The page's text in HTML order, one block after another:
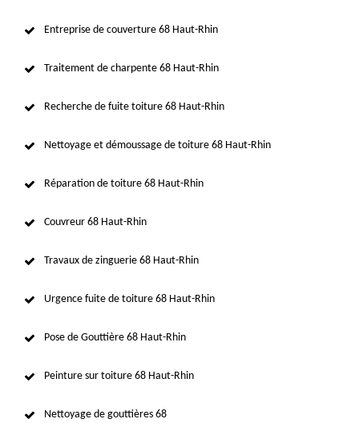
Entreprise de couverture 68 Haut-Rhin
Traitement de charpente 68 Haut-Rhin
Recherche de fuite toiture 68 Haut-Rhin
Nettoyage et démoussage de toiture 68 Haut-Rhin
Réparation de toiture 68 Haut-Rhin
Couvreur 68 Haut-Rhin
Travaux de zinguerie 68 Haut-Rhin
Urgence fuite de toiture 68 Haut-Rhin
Pose de Gouttière 68 Haut-Rhin
Peinture sur toiture 68 Haut-Rhin
Nettoyage de gouttières 68